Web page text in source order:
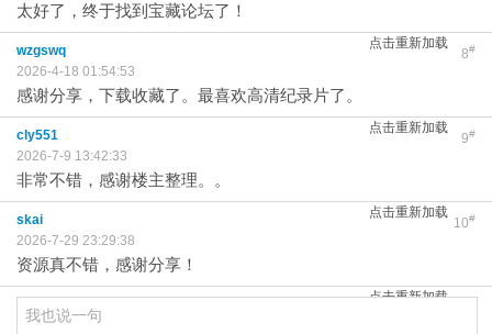
太好了，终于找到宝藏论坛了！
点击重新加载
8#
wzgswq
2026-4-18 01:54:53
感谢分享，下载收藏了。最喜欢高清纪录片了。
点击重新加载
9#
cly551
2026-7-9 13:42:33
非常不错，感谢楼主整理。。
点击重新加载
10#
skai
2026-7-29 23:29:38
资源真不错，感谢分享！
点击重新加载